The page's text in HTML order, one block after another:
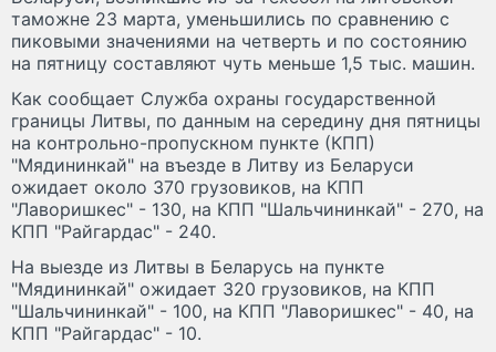
таможне 23 марта, уменьшились по сравнению с
пиковыми значениями на четверть и по состоянию
на пятницу составляют чуть меньше 1,5 тыс. машин.
Как сообщает Служба охраны государственной
границы Литвы, по данным на середину дня пятницы
на контрольно-пропускном пункте (КПП)
"Мядининкай" на въезде в Литву из Беларуси
ожидает около 370 грузовиков, на КПП
"Лаворишкес" - 130, на КПП "Шальчининкай" - 270, на
КПП "Райгардас" - 240.
На выезде из Литвы в Беларусь на пункте
"Мядининкай" ожидает 320 грузовиков, на КПП
"Шальчининкай" - 100, на КПП "Лаворишкес" - 40, на
КПП "Райгардас" - 10.